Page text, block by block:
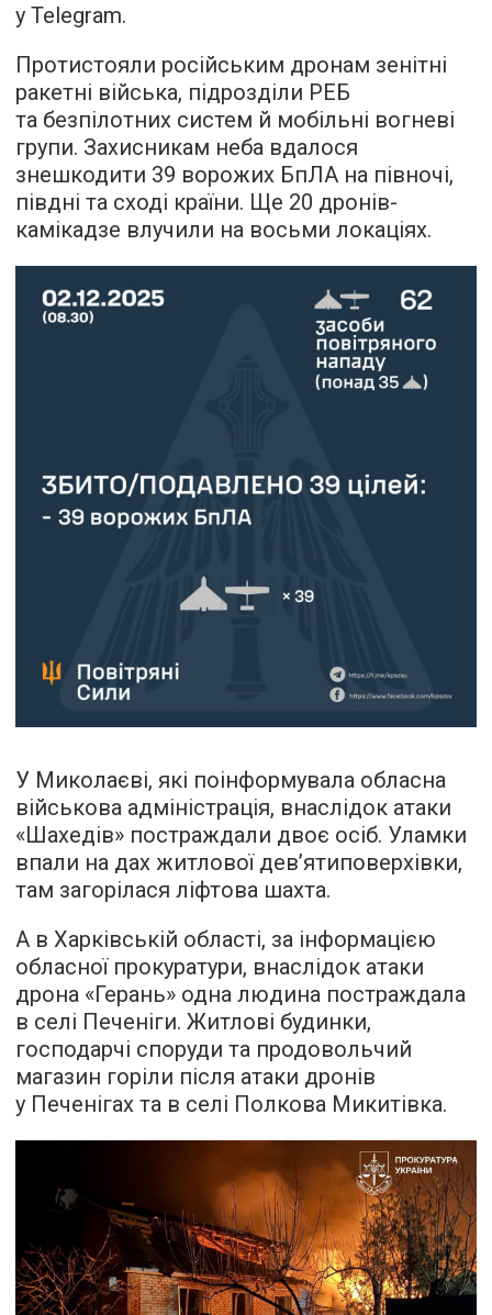
у Telegram.
Протистояли російським дронам зенітні
ракетні війська, підрозділи РЕБ
та безпілотних систем й мобільні вогневі
групи. Захисникам неба вдалося
знешкодити 39 ворожих БпЛА на півночі,
півдні та сході країни. Ще 20 дронів-
камікадзе влучили на восьми локаціях.
У Миколаєві, які поінформувала обласна
військова адміністрація, внаслідок атаки
«Шахедів» постраждали двоє осіб. Уламки
впали на дах житлової дев’ятиповерхівки,
там загорілася ліфтова шахта.
А в Харківській області, за інформацією
обласної прокуратури, внаслідок атаки
дрона «Герань» одна людина постраждала
в селі Печеніги. Житлові будинки,
господарчі споруди та продовольчий
магазин горіли після атаки дронів
у Печенігах та в селі Полкова Микитівка.